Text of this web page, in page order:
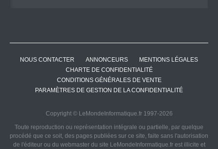
NOUS CONTACTER ANNONCEURS
MENTIONS LÉGALES
CHARTE DE CONFIDENTIALITÉ
CONDITIONS GÉNÉRALES DE VENTE
PARAMÈTRES DE GESTION DE LA CONFIDENTIALITÉ
Copyright © LeMondeInformatique.fr 1997-2026
Toute reproduction ou représentation intégrale ou partielle, par quelque
procédé que ce soit, des pages publiées sur ce site, faite sans l'autorisation
de l'éditeur ou du webmaster du site LeMondeInformatique.fr est illicite et